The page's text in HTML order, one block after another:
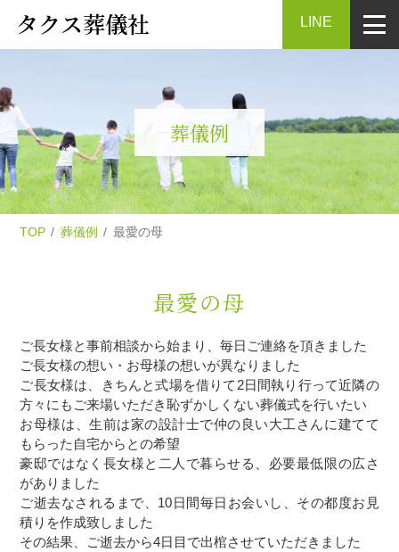
タクス葬儀社 LINE
葬儀例
TOP 葬儀例 最愛の母
最愛の母
ご長女様と事前相談から始まり、毎日ご連絡を頂きました
ご長女様の想い・お母様の想いが異なりました
ご長女様は、きちんと式場を借りて2日間執り行って近隣の
方々にもご来場いただき恥ずかしくない葬儀式を行いたい
お母様は、生前は家の設計士で仲の良い大工さんに建てて
もらった自宅からとの希望
豪邸ではなく長女様と二人で暮らせる、必要最低限の広さ
がありました
ご逝去なされるまで、10日間毎日お会いし、その都度お見
積りを作成致しました
その結果、ご逝去から4日目で出棺させていただきました